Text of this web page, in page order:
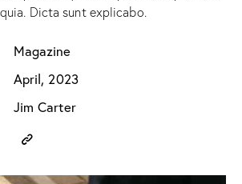
Dicta sunt explicabo.
Magazine
April, 2023
Jim Carter